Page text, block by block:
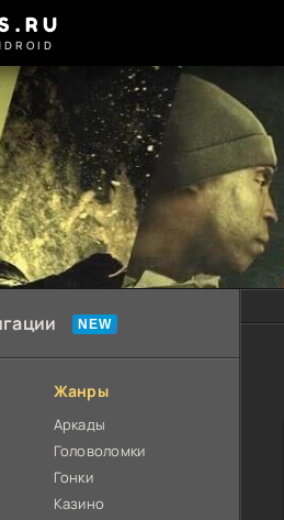
Жанры
Аркады
Головоломки
Гонки
Казино